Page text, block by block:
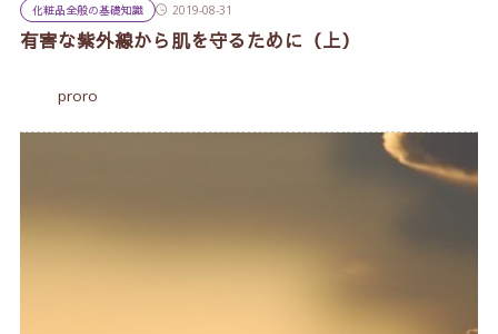
化粧品全般の基礎知識 2019-08-31
有害な紫外線から肌を守るために（上）
proro